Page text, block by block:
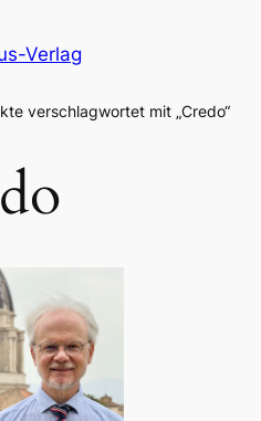
Verlag
verschlagwortet mit „Credo“